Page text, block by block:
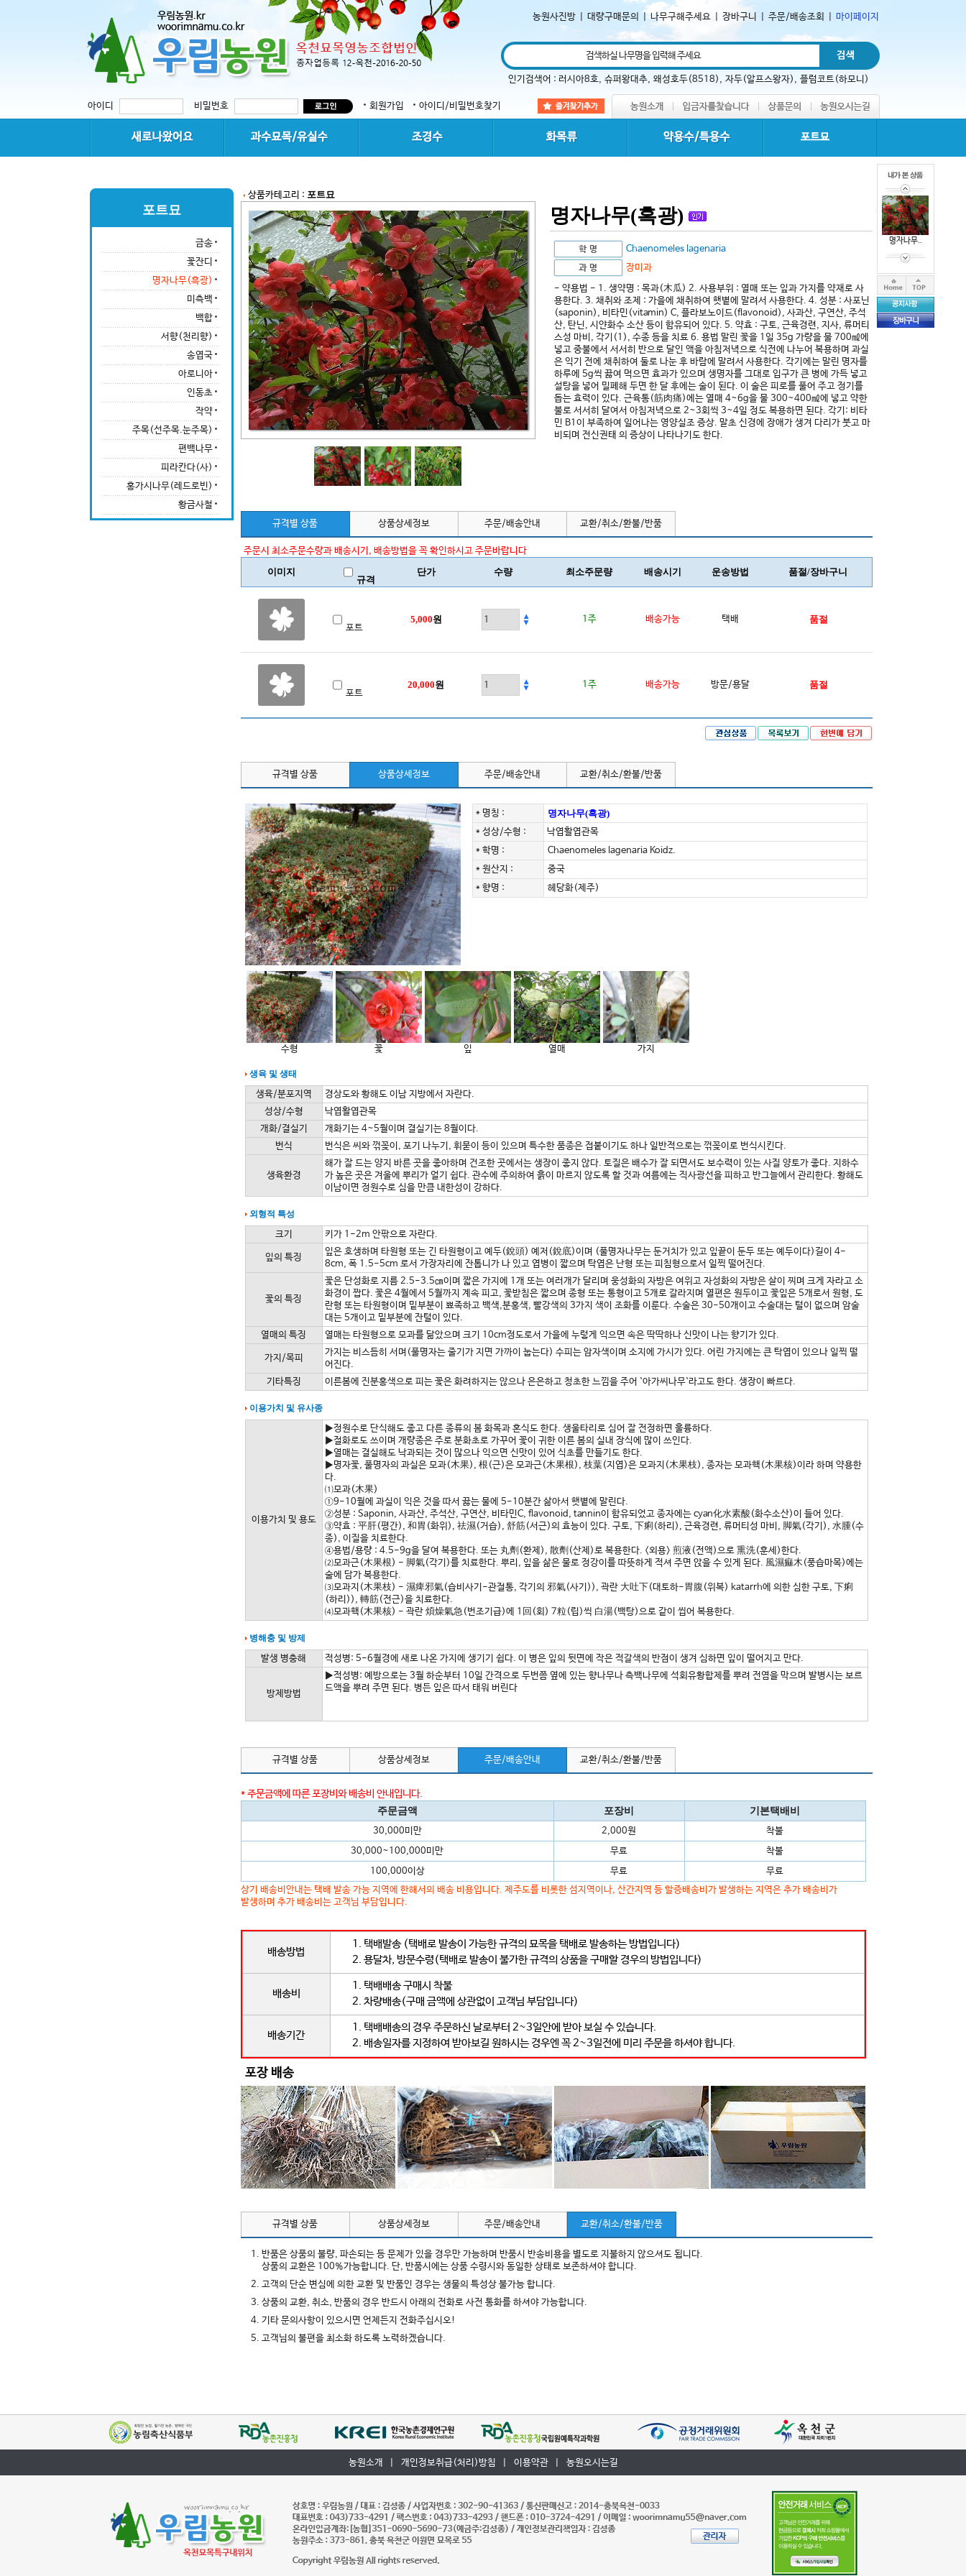
농원사진방 대량구매문의 나무구해주세요 장바구니 주문/배송조회 마이페이지
인기검색어 : 러시아8호, 슈퍼왕대추, 왜성호두(8518) , 자두(알프스왕자) , 플럼코트(하모니)
아이디 비밀번호 회원가입 아이디/비밀번호찾기
포트묘
금송
꽃잔디
명자나무(흑광)
미측백
백합
서향(천리향)
송엽국
아로니아
인동초
작약
주목(선주목.눈주목)
편백나무
피라칸다(사)
홍가시나무(레드로빈)
황금사철
상품카테고리 : 포트묘
명자나무(흑광)
Chaenomeles lagenaria
장미과
- 약용법 - 1. 생약명 : 목과(木瓜) 2. 사용부위 : 열매 또는 잎과 가지를 약재로 사
용한다. 3. 채취와 조제 : 가을에 채취하여 햇볕에 말려서 사용한다. 4. 성분 : 사포닌
(saponin), 비타민(vitamin) C, 플라보노이드(flavonoid), 사과산, 구연산, 주석
산, 탄닌, 시얀화수 소산 등이 함유되어 있다. 5. 약효 : 구토, 근육경련, 지사, 류머티
스성 마비, 각기(1), 수종 등을 치료 6. 용법 말린 꽃을 1일 35g 가량을 물 700㎖에
넣고 중불에서 서서히 반으로 달인 액을 아침저녁으로 식전에 나누어 복용하며 과실
은 익기 전에 채취하여 둘로 나눈 후 바람에 말려서 사용한다. 각기에는 말린 명자를
하루에 5g씩 끓여 먹으면 효과가 있으며 생명자를 그대로 입구가 큰 병에 가득 넣고
설탕을 넣어 밀폐해 두면 한 달 후에는 술이 된다. 이 술은 피로를 풀어 주고 정기를
돕는 효력이 있다. 근육통(筋肉痛)에는 열매 4~6g을 물 300~400㎖에 넣고 약한
불로 서서히 달여서 아침저녁으로 2~3회씩 3~4일 정도 복용하면 된다. 각기: 비타
민 B1이 부족하여 일어나는 영양실조 증상. 말초 신경에 장애가 생겨 다리가 붓고 마
비되며 전신권태 의 증상이 나타나기도 한다.
규격별 상품 상품상세정보 주문/배송안내 교환/취소/환불/반품
주문시 최소주문수량과 배송시기, 배송방법을 꼭 확인하시고 주문바랍니다
이미지
규격
단가 수량 최소주문량 배송시기 운송방법 품절/장바구니
포트
5,000원 1주 배송가능 택배 품절
포트
20,000원 1주 배송가능 방문/용달 품절
규격별 상품 상품상세정보 주문/배송안내 교환/취소/환불/반품
* 명칭 :
명자나무(흑광)
* 성상/수형 :
낙엽활엽관목
* 학명 :
Chaenomeles lagenaria Koidz.
* 원산지 :
중국
* 향명 :
헤당화(제주)
수형 꽃 잎 열매 가지
생육 및 생태
생육/분포지역
경상도와 황해도 이남 지방에서 자란다.
성상/수형
낙엽활엽관목
개화/결실기
개화기는 4~5월이며 결실기는 8월이다.
번식
번식은 씨와 꺾꽂이, 포기 나누기, 휘묻이 등이 있으며 특수한 품종은 접붙이기도 하나 일반적으로는 꺾꽂이로 번식시킨다.
생육환경
해가 잘 드는 양지 바른 곳을 좋아하며 건조한 곳에서는 생장이 좋지 않다. 토질은 배수가 잘 되면서도 보수력이 있는 사질 양토가 좋다. 지하수
가 높은 곳은 겨울에 뿌리가 얼기 쉽다. 관수에 주의하여 흙이 마르지 않도록 할 것과 여름에는 직사광선을 피하고 반그늘에서 관리한다. 황해도
이남이면 정원수로 심을 만큼 내한성이 강하다.
외형적 특성
크기 키가 1-2m 안팎으로 자란다.
잎의 특징
잎은 호생하며 타원형 또는 긴 타원형이고 예두(銳頭) 예저(銳底)이며 (풀명자나무는 둔거치가 있고 잎끝이 둔두 또는 예두이다)길이 4-
8cm, 폭 1.5-5cm 로서 가장자리에 잔톱니가 나 있고 엽병이 짧으며 탁엽은 난형 또는 피침형으로서 일찍 떨어진다.
꽃의 특징
꽃은 단성화로 지름 2.5-3.5㎝이며 짧은 가지에 1개 또는 여러개가 달리며 웅성화의 자방은 여위고 자성화의 자방은 살이 찌며 크게 자라고 소
화경이 짭다. 꽃은 4월에서 5월까지 계속 피고, 꽃받침은 짧으며 종형 또는 통형이고 5개로 갈라지며 열편은 원두이고 꽃잎은 5개로서 원형, 도
란형 또는 타원형이며 밑부분이 뾰족하고 백색,분홍색, 빨강색의 3가지 색이 조화를 이룬다. 수술은 30-50개이고 수술대는 털이 없으며 암술
대는 5개이고 밑부분에 잔털이 있다.
열매의 특징
열매는 타원형으로 모과를 닮았으며 크기 10cm정도로서 가을에 누렇게 익으면 속은 딱딱하나 신맛이 나는 향기가 있다.
가지/목피
가지는 비스듬히 서며(풀명자는 줄기가 지면 가까이 눕는다) 수피는 암자색이며 소지에 가시가 있다. 어린 가지에는 큰 탁엽이 있으나 일찍 떨
어진다.
기타특징
이른봄에 진분홍색으로 피는 꽃은 화려하지는 않으나 은은하고 청초한 느낌을 주어 `아가씨나무`라고도 한다. 생장이 빠르다.
이용가치 및 유사종
이용가치 및 용도
▶정원수로 단식해도 좋고 다른 종류의 봄 화목과 혼식도 한다. 생울타리로 심어 잘 전정하면 훌륭하다.
▶절화로도 쓰이며 개량종은 주로 분화초로 가꾸어 꽃이 귀한 이른 봄의 실내 장식에 많이 쓰인다.
▶열매는 결실해도 낙과되는 것이 많으나 익으면 신맛이 있어 식초를 만들기도 한다.
▶명자꽃, 풀명자의 과실은 모과(木果), 根(근)은 모과근(木果根), 枝葉(지엽)은 모과지(木果枝), 종자는 모과핵(木果核)이라 하며 약용한
다.
⑴모과(木果)
①9-10월에 과실이 익은 것을 따서 끓는 물에 5-10분간 삶아서 햇볕에 말린다.
②성분 : Saponin, 사과산, 주석산, 구연산, 비타민C, flavonoid, tannin이 함유되었고 종자에는 cyan化水素酸(화수소산)이 들어 있다.
③약효 : 平肝(평간), 和胃(화위), 祛濕(거습), 舒筋(서근)의 효능이 있다. 구토, 下痢(하리), 근육경련, 류머티성 마비, 脚氣(각기), 水腫(수
종), 이질을 치료한다.
④용법/용량 : 4.5-9g을 달여 복용한다. 또는 丸劑(환제), 散劑(산제)로 복용한다. <외용> 煎液(전액)으로 熏洗(훈세)한다.
⑵모과근(木果根) - 脚氣(각기)를 치료한다. 뿌리, 잎을 삶은 물로 정강이를 따뜻하게 적셔 주면 앉을 수 있게 된다. 風濕痲木(풍습마목)에는
술에 담가 복용한다.
⑶모과지(木果枝) - 濕痺邪氣(습비사기-관절통, 각기의 邪氣(사기)), 곽란 大吐下(대토하-胃腹(위복) katarrh에 의한 심한 구토, 下痢
(하리)), 轉筋(전근)을 치료한다.
⑷모과핵(木果核) - 곽란 煩燥氣急(번조기급)에 1回(회) 7粒(립)씩 白湯(백탕)으로 같이 씹어 복용한다.
병해충 및 방제
발생 병충해 적성병: 5-6월경에 새로 나온 가지에 생기기 쉽다. 이 병은 잎의 뒷면에 작은 적갈색의 반점이 생겨 심하면 잎이 떨어지고 만다.
방제방법
▶적성병: 예방으로는 3월 하순부터 10일 간격으로 두번쯤 옆에 있는 향나무나 측백나무에 석회유황합제를 뿌려 전염을 막으며 발병시는 보르
드액을 뿌려 주면 된다. 병든 잎은 따서 태워 버린다
규격별 상품 상품상세정보 주문/배송안내 교환/취소/환불/반품
* 주문금액에 따른 포장비와 배송비 안내입니다.
주문금액 포장비
기본택배비
30,000미만
2,000원
착불
30,000~100,000미만
무료
착불
100,000이상
무료
무료
상기 배송비안내는 택배 발송 가능 지역에 한해서의 배송 비용입니다. 제주도를 비롯한 섬지역이나, 산간지역 등 할증배송비가 발생하는 지역은 추가 배송비가
발생하며 추가 배송비는 고객님 부담입니다.
배송방법
1. 택배발송 (택배로 발송이 가능한 규격의 묘목을 택배로 발송하는 방법입니다)
2. 용달차, 방문수령(택배로 발송이 불가한 규격의 상품을 구매할 경우의 방법입니다)
배송비
1. 택배배송 구매시 착불
2. 차량배송(구매 금액에 상관없이 고객님 부담입니다)
배송기간
1. 택배배송의 경우 주문하신 날로부터 2~3일안에 받아 보실 수 있습니다.
2. 배송일자를 지정하여 받아보길 원하시는 경우엔 꼭 2~3일전에 미리 주문을 하셔야 합니다.
규격별 상품 상품상세정보 주문/배송안내 교환/취소/환불/반품
1. 반품은 상품의 불량, 파손되는 등 문제가 있을 경우만 가능하며 반품시 반송비용을 별도로 지불하지 않으셔도 됩니다.
상품의 교환은 100%가능합니다. 단, 반품시에는 상품 수령시와 동일한 상태로 보존하셔야 합니다.
2. 고객의 단순 변심에 의한 교환 및 반품인 경우는 생물의 특성상 불가능 합니다.
3. 상품의 교환, 취소, 반품의 경우 반드시 아래의 전화로 사전 통화를 하셔야 가능합니다.
4. 기타 문의사항이 있으시면 언제든지 전화주십시오!
5. 고객님의 불편을 최소화 하도록 노력하겠습니다.
명자나무..
농원소개 개인정보취급(처리)방침 이용약관 농원오시는길